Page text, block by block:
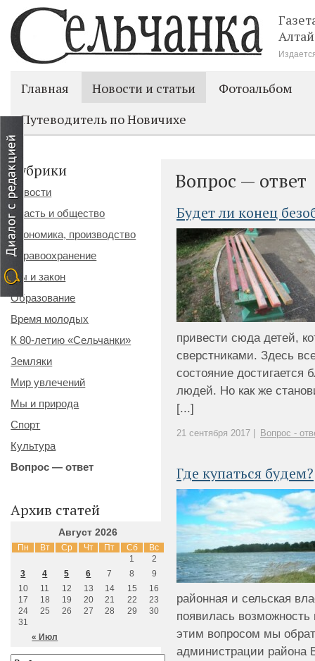
Главная Новости и статьи
Фотоальбом
Путеводитель по Новичихе
Вопрос — ответ
Будет ли конец
привести сюда детей,
сверстниками. Здесь
состояние достигается
людей. Но как же
[...]
21 сентября 2017 | Вопрос -
Где купаться будем?
районная и сельская
появилась
этим вопросом мы
администрации района
Рубрики
Новости
Власть и общество
Экономика, производство
Здравоохранение
Мы и закон
Образование
Время молодых
К 80-летию «Сельчанки»
Земляки
Мир увлечений
Мы и природа
Спорт
Культура
Вопрос — ответ
Архив статей
Август 2026
Пн Вт Ср Чт Пт Сб Вс
« Июл
1
2
3
4 5 6 7 8
9
10
11 12 13 14 15
16
17
18 19 20 21 22
23
24
25 26 27 28 29
30
31